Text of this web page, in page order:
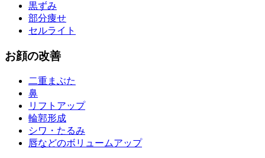
黒ずみ
部分痩せ
セルライト
お顔の改善
二重まぶた
鼻
リフトアップ
輪郭形成
シワ・たるみ
唇などのボリュームアップ